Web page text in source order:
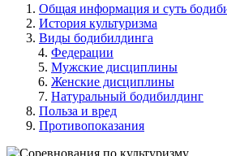
Общая информация и суть
История культуризма
Виды бодибилдинга
Федерации
Мужские дисциплины
Женские дисциплины
Натуральный бодибилдинг
Польза и вред
Противопоказания